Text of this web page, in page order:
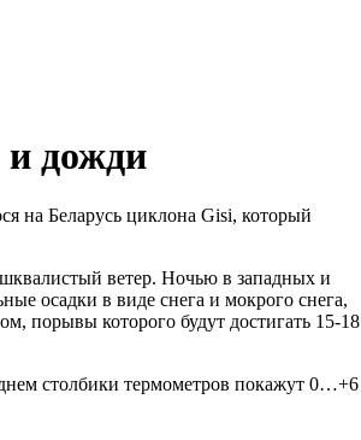
и дожди
на Беларусь циклона Gisi, который
ветер. Ночью в западных и
осадки в виде снега и мокрого снега,
порывы которого будут достигать 15-18
столбики термометров покажут 0…+6